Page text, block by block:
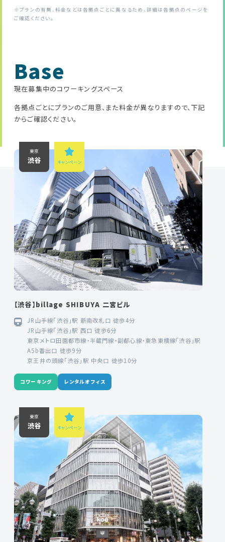
※プランの有無、料金などは各拠点ごとに異なるため、詳細は各拠点のページを
ご確認ください。
Base
現在募集中のコワーキングスペース
各拠点ごとにプランのご用意、また料金が異なりますので、下記
からご確認ください。
東京
渋谷 キャンペーン
【渋谷】billage SHIBUYA 二宮ビル
JR山手線「渋谷」駅 新南改札口 徒歩4分
JR山手線「渋谷」駅 西口 徒歩6分
東京メトロ田園都市線・半蔵門線・副都心線・東急東横線「渋谷」駅
A5b番出口 徒歩9分
京王井の頭線「渋谷」駅 中央口 徒歩10分
コワーキング レンタルオフィス
東京
渋谷 キャンペーン